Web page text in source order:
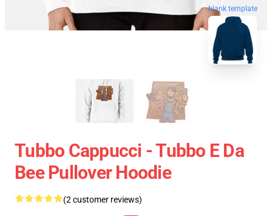
blank template
Tubbo Cappucci - Tubbo E Da
Bee Pullover Hoodie
(2 customer reviews)